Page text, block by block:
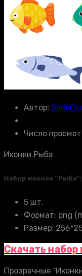
Автор:
Число
Иконки Рыба
Набор иконок “Рыба”:
5 шт.
Формат: png
Размер:
Скачать
Прозрачные